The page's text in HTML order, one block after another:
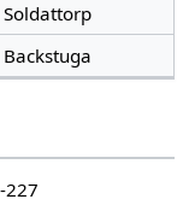
Soldattorp
Backstuga
227